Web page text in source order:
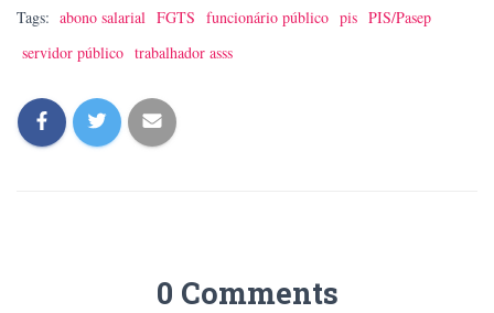
Tags: abono salarial FGTS funcionário público pis PIS/Pasep
servidor público trabalhador asss
0 Comments